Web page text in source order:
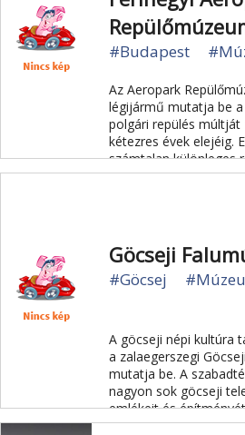
#Budapest
Az Aeropark
légijármű mutatja be
polgári repülés múltját
kétezres évek elejéig.
számtalan különleges
jármű is
Göcseji
#Göcsej
A göcseji népi kultúra
a zalaegerszegi
mutatja be. A
nagyon sok göcseji
emlékeit és
kustánszegi kástut, a